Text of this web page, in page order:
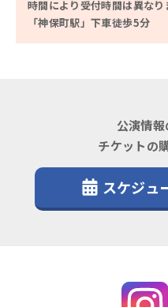
時間により受付時間は異なり
「神保町駅」下車徒歩5分
公演情報
チケットの
スケジュ